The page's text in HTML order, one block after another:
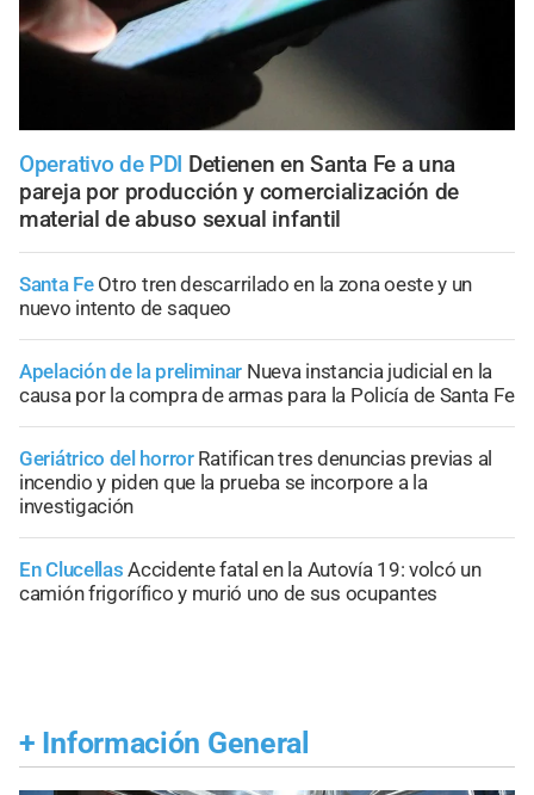
Operativo de PDI Detienen en Santa Fe a una
pareja por producción y comercialización de
material de abuso sexual infantil
Santa Fe Otro tren descarrilado en la zona oeste y un
nuevo intento de saqueo
Apelación de la preliminar Nueva instancia judicial en la
causa por la compra de armas para la Policía de Santa Fe
Geriátrico del horror Ratifican tres denuncias previas al
incendio y piden que la prueba se incorpore a la
investigación
En Clucellas Accidente fatal en la Autovía 19: volcó un
camión frigorífico y murió uno de sus ocupantes
+ Información General